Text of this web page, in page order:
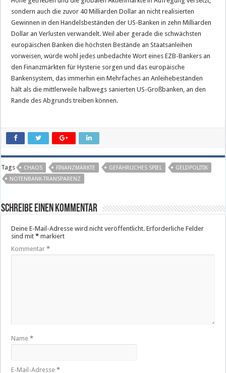
sondern auch die zuvor 40 Milliarden Dollar an nicht realisierten
Gewinnen in den Handelsbeständen der US-Banken in zehn Milliarden
Dollar an Verlusten verwandelt. Weil aber gerade die schwächsten
europäischen Banken die höchsten Bestände an Staatsanleihen
vorweisen, würde wohl jedes unbedachte Wort eines EZB-Bankers an
den Finanzmärkten für Hysterie sorgen und das europäische
Bankensystem, das immerhin ein Mehrfaches an Anleihebeständen
hält als die mittlerweile halbwegs sanierten US-Großbanken, an den
Rande des Abgrunds treiben können.
Tags CHAOS FINANZMÄRKTE GEFÄHRLICHES SPIEL
GELDPOLITIK
NOTENBANK-TRANSPARENZ
Schreibe einen Kommentar
Deine E-Mail-Adresse wird nicht veröffentlicht. Erforderliche Felder
sind mit* markiert
Kommentar*
Name*
E-Mail-Adresse*